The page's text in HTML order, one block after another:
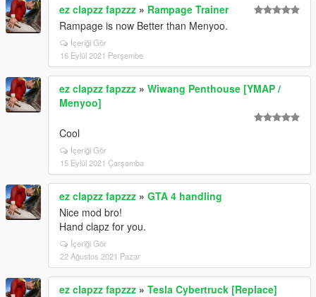
ez clapzz fapzzz » Rampage Trainer
Rampage is now Better than Menyoo.
İçeriği Gör
16 Eylül 2021 Perşembe
ez clapzz fapzzz » Wiwang Penthouse [YMAP /
Menyoo]
Cool
İçeriği Gör
15 Eylül 2021 Çarşamba
ez clapzz fapzzz » GTA 4 handling
Nice mod bro!
Hand clapz for you.
İçeriği Gör
22 Ağustos 2021 Pazar
ez clapzz fapzzz » Tesla Cybertruck [Replace]